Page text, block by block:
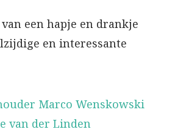
een hapje en drankje
en interessante
Marco Wenskowski
van der Linden